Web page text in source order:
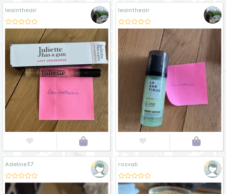
leaintheair
 
leaintheair
 
Adeline37 rosvali